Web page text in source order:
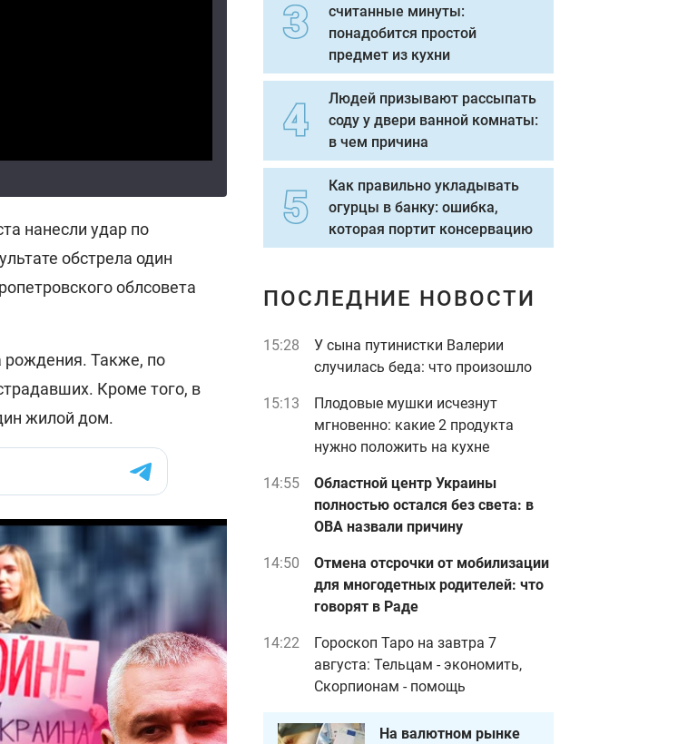
нанесли удар по
обстрела один
облсовета
рождения. Также, по
Кроме того, в
жилой дом.
считанные минуты:
понадобится простой
предмет из кухни
Людей призывают рассыпать
соду у двери ванной комнаты:
в чем причина
Как правильно укладывать
огурцы в банку: ошибка,
которая портит консервацию
ПОСЛЕДНИЕ НОВОСТИ
15:28
У сына путинистки Валерии
случилась беда: что произошло
15:13
Плодовые мушки исчезнут
мгновенно: какие 2 продукта
нужно положить на кухне
14:55
Областной центр Украины
полностью остался без света: в
ОВА назвали причину
14:50
Отмена отсрочки от мобилизации
для многодетных родителей: что
говорят в Раде
14:22
Гороскоп Таро на завтра 7
августа: Тельцам - экономить,
Скорпионам - помощь
На валютном рынке